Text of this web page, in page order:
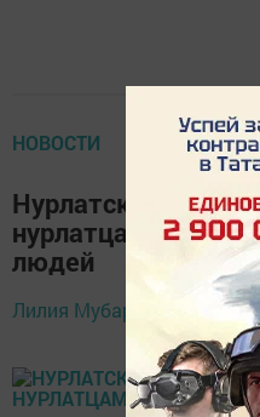
НОВОСТИ
Нурлатские
нурлатцам в
людей
Лилия Мубаракшина,
5
16:10